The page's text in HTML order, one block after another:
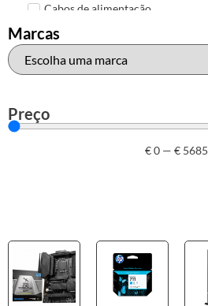
Cabos de alimentação
Colunas de Som
Hubs
Mais acessórios USB
HP
Outros acessórios de informática
Marcas
Preço
€0 — € 5685